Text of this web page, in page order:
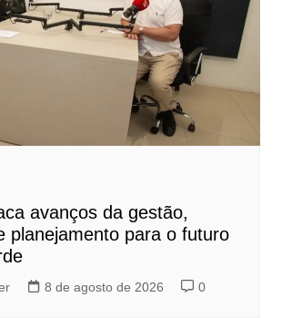
avanços da gestão,
planejamento para o futuro
8 de agosto de 2026 0